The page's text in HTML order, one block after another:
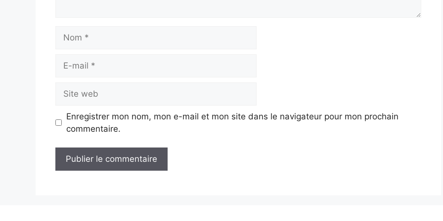
mail
web
Enregistrer mon nom, mon e-mail et mon site dans le navigateur pour mon prochain
commentaire.